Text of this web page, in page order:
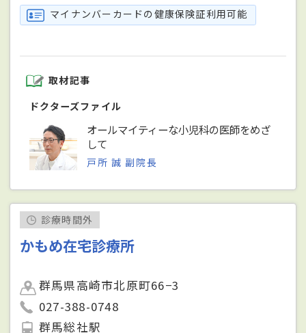
マイナンバーカードの健康保険証利用可能
取材記事
ドクターズファイル
オールマイティーな小児科の医師をめざ
して
戸所 誠 副院長
診療時間外
かもめ在宅診療所
群馬県高崎市北原町66−3
027-388-0748
群馬総社駅